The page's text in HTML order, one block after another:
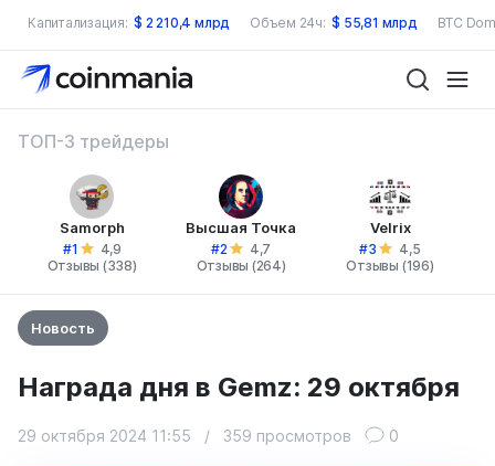
Капитализация: $ 2 210,4 млрд Объем 24ч: $ 55,81 млрд BTC
ТОП-3 трейдеры
Samorph
#1
4,9
Отзывы (338)
Высшая Точка
#2
4,7
Отзывы (264)
Velrix
#3
4,5
Отзывы (196)
Новость
Награда дня в Gemz: 29 октября
29 октября 2024 11:55 / 359 просмотров 0